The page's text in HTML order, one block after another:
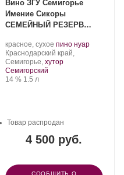
Вино ЗГУ Семигорье
Имение Сикоры
СЕМЕЙНЫЙ РЕЗЕРВ
Производитель:
Имение
Сикоры.
красное, сухое .
Сорт
винограда:
пино нуар.
Регион:
Краснодарский край,
Семигорье, хутор
Семигорский
Крепость
14 %. Объем
1.5 л
4 500 руб.
Товар распродан
СООБЩИТЬ О